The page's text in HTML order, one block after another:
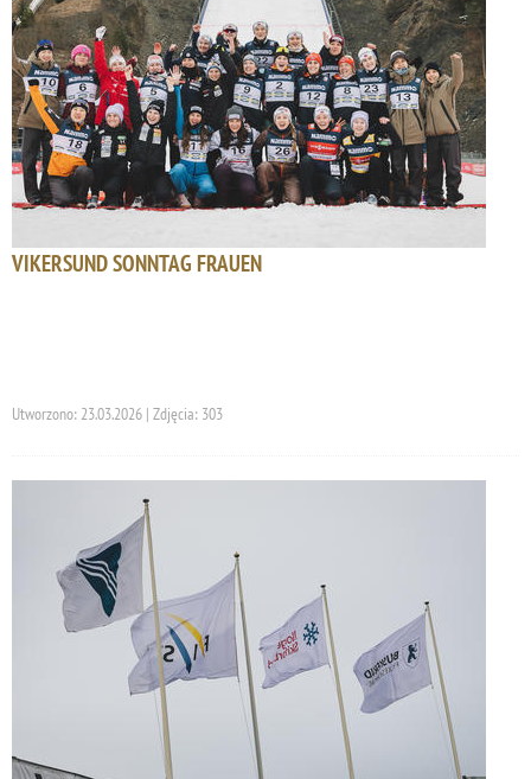
VIKERSUND SONNTAG FRAUEN
Utworzono: 23.03.2026 | Zdjęcia: 303